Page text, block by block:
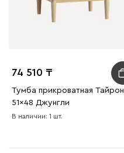
74 510
Тумба прикроватная Тайрон
51x48 Джунгли ​
В наличии: 1 шт.